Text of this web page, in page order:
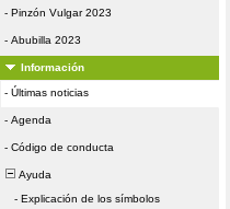
- Pinzón Vulgar 2023
- Abubilla 2023
Información
- Últimas noticias
- Agenda
- Código de conducta
Ayuda
- Explicación de los símbolos